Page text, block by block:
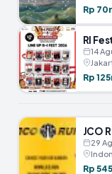
Rp
14
Rp
JCO
29
Rp